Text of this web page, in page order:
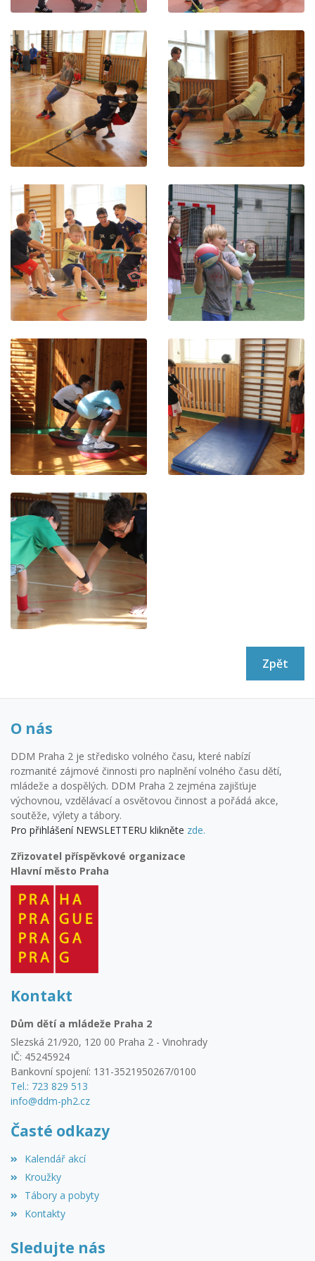
Zpět
O nás
DDM Praha 2 je středisko volného času, které nabízí
rozmanité zájmové činnosti pro naplnění volného času dětí,
mládeže a dospělých. DDM Praha 2 zejména zajišťuje
výchovnou, vzdělávací a osvětovou činnost a pořádá akce,
soutěže, výlety a tábory.
Pro přihlášení NEWSLETTERU klikněte zde.
Zřizovatel příspěvkové organizace
Hlavní město Praha
Kontakt
Dům dětí a mládeže Praha 2
Slezská 21/920, 120 00 Praha 2 - Vinohrady
IČ: 45245924
Bankovní spojení: 131-3521950267/0100
Tel.: 723 829 513
info@ddm-ph2.cz
Časté odkazy
Kalendář akcí
Kroužky
Tábory a pobyty
Kontakty
Sledujte nás